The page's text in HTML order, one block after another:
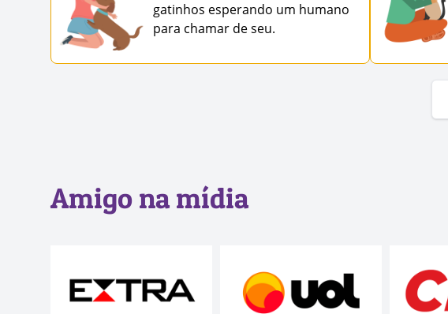
gatinhos esperando um humano
para chamar de seu.
Amigo na mídia